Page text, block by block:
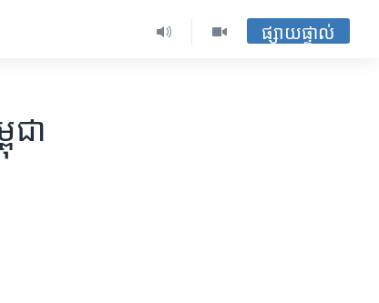
ផ្សាយផ្ទាល់
ជា​